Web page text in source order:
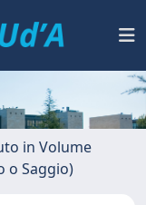
in Volume
o Saggio)